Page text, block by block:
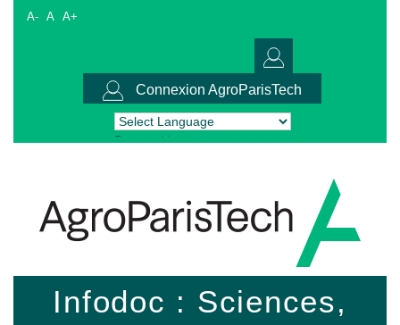
A- A A+
Connexion AgroParisTech
Powered by Translate
Infodoc : Sciences,